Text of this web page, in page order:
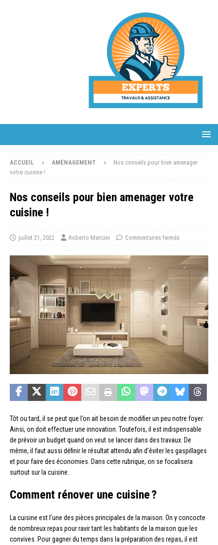
ACCUEIL AMÉNAGEMENT
Nos conseils pour bien amenager
votre cuisine !
Nos conseils pour bien amenager votre
cuisine !
juillet 21, 2022 Roberto Mancini Commentaires fermés
Tôt ou tard, il se peut que l’on ait besoin de modifier un peu notre foyer.
Ainsi, on doit effectuer une innovation. Toutefois, il est indispensable
de prévoir un budget quand on veut se lancer dans des travaux. De
même, il faut aussi définir le résultat attendu afin d’éviter les gaspillages
et pour faire des économies. Dans cette rubrique, on se focalisera
surtout sur la cuisine.
Comment rénover une cuisine ?
La cuisine est l’une des pièces principales de la maison. On y concocte
de nombreux repas pour ravir tant les habitants de la maison que les
convives. Pour gagner du temps dans la préparation des repas, il est